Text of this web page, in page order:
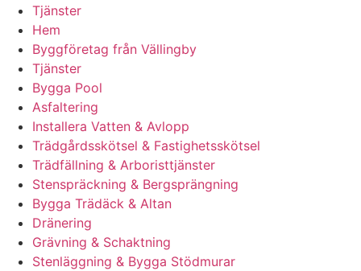
Tjänster
Hem
Byggföretag från Vällingby
Tjänster
Bygga Pool
Asfaltering
Installera Vatten & Avlopp
Trädgårdsskötsel & Fastighetsskötsel
Trädfällning & Arboristtjänster
Stenspräckning & Bergsprängning
Bygga Trädäck & Altan
Dränering
Grävning & Schaktning
Stenläggning & Bygga Stödmurar